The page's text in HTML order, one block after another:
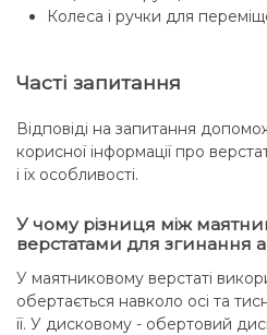
Колеса і ручки для
Часті запитання
Відповіді на запитання
корисної інформації про
і їх особливості.
У чому різниця між
верстатами для згинання
У маятниковому верстаті
обертається навколо осі та
її. У дисковому - обертовий